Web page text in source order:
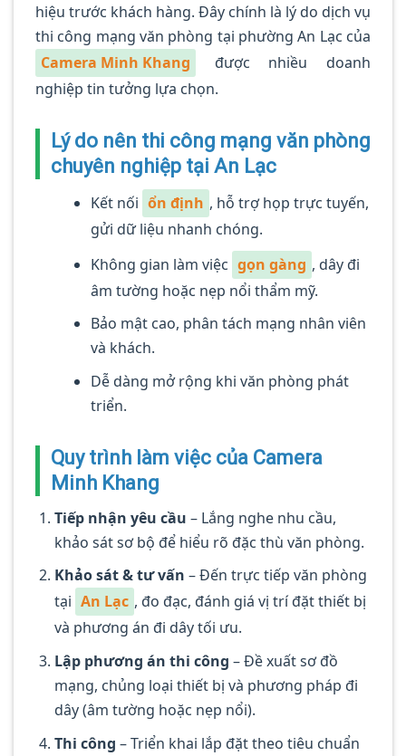
hiệu trước khách hàng. Đây chính là lý do dịch vụ
thi công mạng văn phòng tại phường An Lạc của
Camera Minh Khang
được nhiều doanh
nghiệp tin tưởng lựa chọn.
Lý do nên thi công mạng văn phòng
chuyên nghiệp tại An Lạc
Kết nối ổn định , hỗ trợ họp trực tuyến,
gửi dữ liệu nhanh chóng.
Không gian làm việc gọn gàng , dây đi
âm tường hoặc nẹp nổi thẩm mỹ.
Bảo mật cao, phân tách mạng nhân viên
và khách.
Dễ dàng mở rộng khi văn phòng phát
triển.
Quy trình làm việc của Camera
Minh Khang
Tiếp nhận yêu cầu – Lắng nghe nhu cầu,
khảo sát sơ bộ để hiểu rõ đặc thù văn phòng.
Khảo sát & tư vấn – Đến trực tiếp văn phòng
tại An Lạc , đo đạc, đánh giá vị trí đặt thiết bị
và phương án đi dây tối ưu.
Lập phương án thi công – Đề xuất sơ đồ
mạng, chủng loại thiết bị và phương pháp đi
dây (âm tường hoặc nẹp nổi).
Thi công – Triển khai lắp đặt theo tiêu chuẩn